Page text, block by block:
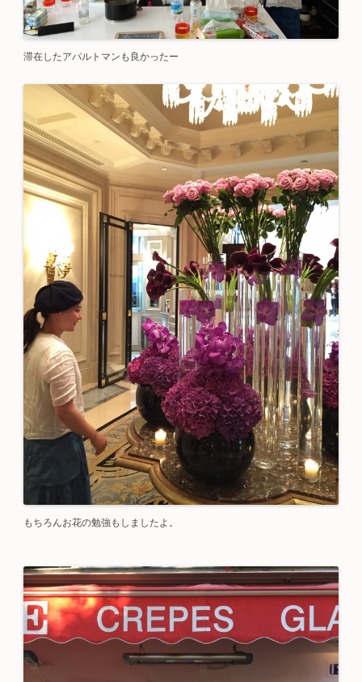
滞在したアパルトマンも良かったー
もちろんお花の勉強もしましたよ。